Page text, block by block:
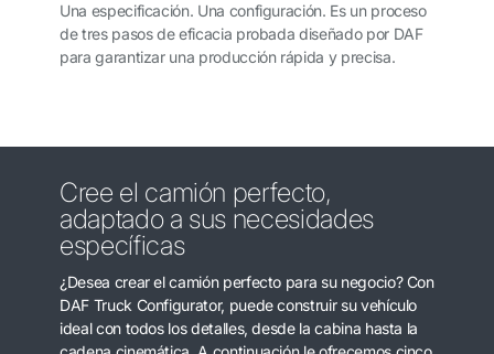
Una especificación. Una configuración. Es un proceso
de tres pasos de eficacia probada diseñado por DAF
para garantizar una producción rápida y precisa.
Cree el camión perfecto,
adaptado a sus necesidades
específicas
¿Desea crear el camión perfecto para su negocio? Con
DAF Truck Configurator, puede construir su vehículo
ideal con todos los detalles, desde la cabina hasta la